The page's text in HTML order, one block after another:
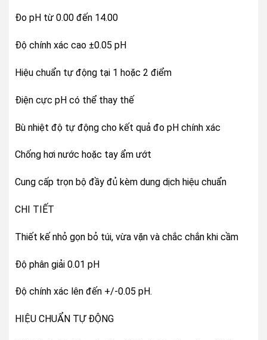
Đo pH từ 0.00 đến 14.00
Độ chính xác cao ±0.05 pH
Hiệu chuẩn tự động tại 1 hoặc 2 điểm
Điện cực pH có thể thay thế
Bù nhiệt độ tự động cho kết quả đo pH chính xác
Chống hơi nước hoặc tay ẩm ướt
Cung cấp trọn bộ đầy đủ kèm dung dịch hiệu chuẩn
CHI TIẾT
Thiết kế nhỏ gọn bỏ túi, vừa vặn và chắc chắn khi cầm
Độ phân giải 0.01 pH
Độ chính xác lên đến +/-0.05 pH.
HIỆU CHUẨN TỰ ĐỘNG